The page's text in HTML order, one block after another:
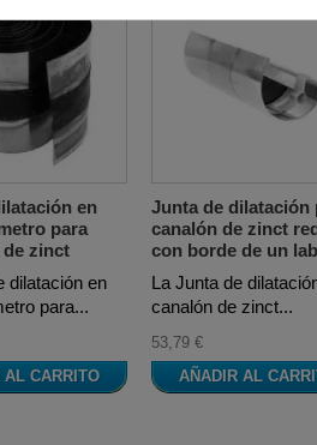
en
para
de zinct
dilatación en
para...
AL CARRITO
Junta de dilatación
canalón de zinct
con borde de un
La Junta de
canalón de zinct...
53,79 €
AÑADIR AL